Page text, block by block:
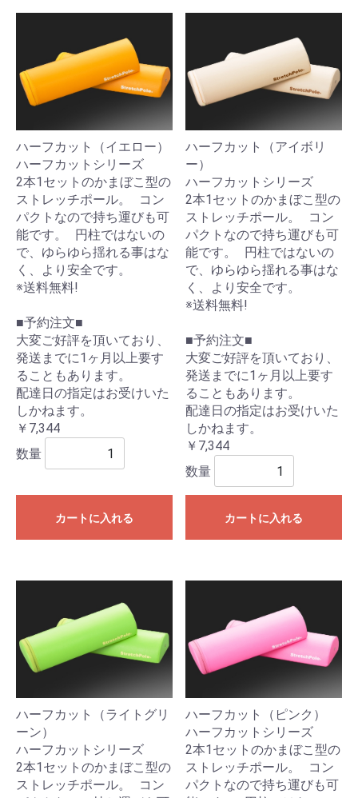
ハーフカット（イエロー）
ハーフカットシリーズ
2本1セットのかまぼこ型の
ストレッチポール。 コン
パクトなので持ち運びも可
能です。 円柱ではないの
で、ゆらゆら揺れる事はな
く、より安全です。
※送料無料!
■予約注文■
大変ご好評を頂いており、
発送までに1ヶ月以上要す
ることもあります。
配達日の指定はお受けいた
しかねます。
￥7,344
数量
カートに入れる
ハーフカット（アイボリ
ー）
ハーフカットシリーズ
2本1セットのかまぼこ型の
ストレッチポール。 コン
パクトなので持ち運びも可
能です。 円柱ではないの
で、ゆらゆら揺れる事はな
く、より安全です。
※送料無料!
■予約注文■
大変ご好評を頂いており、
発送までに1ヶ月以上要す
ることもあります。
配達日の指定はお受けいた
しかねます。
￥7,344
数量
カートに入れる
ハーフカット（ライトグリ
ーン）
ハーフカットシリーズ
2本1セットのかまぼこ型の
ストレッチポール。 コン
ハーフカット（ピンク）
ハーフカットシリーズ
2本1セットのかまぼこ型の
ストレッチポール。 コン
パクトなので持ち運びも可